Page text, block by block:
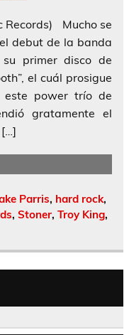
Records) Mucho se
debut de la banda
primer disco de
el cuál prosigue
este power trío de
gratamente el
[…]
Parris, hard rock,
, Stoner, Troy King,